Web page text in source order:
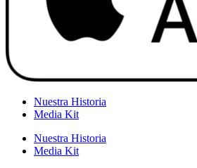
Nuestra Historia
Media Kit
Nuestra Historia
Media Kit